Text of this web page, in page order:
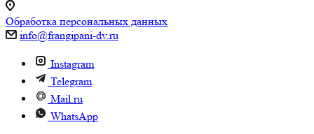
Обработка персональных данных
info@frangipani-dv.ru
Instagram
Telegram
Mail.ru
WhatsApp